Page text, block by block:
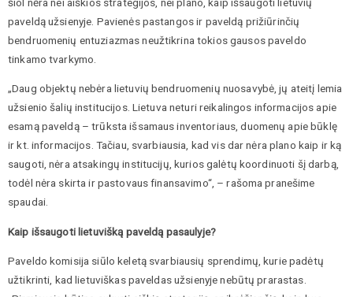
paveldą užsienyje. Pavienės pastangos ir paveldą prižiūrinčių
bendruomenių entuziazmas neužtikrina tokios gausos paveldo
tinkamo tvarkymo.
„Daug objektų nebėra lietuvių bendruomenių nuosavybė, jų ateitį lemia
užsienio šalių institucijos. Lietuva neturi reikalingos informacijos apie
esamą paveldą – trūksta išsamaus inventoriaus, duomenų apie būklę
ir kt. informacijos. Tačiau, svarbiausia, kad vis dar nėra plano kaip ir ką
saugoti, nėra atsakingų institucijų, kurios galėtų koordinuoti šį darbą,
todėl nėra skirta ir pastovaus finansavimo“, – rašoma pranešime
spaudai.
Kaip išsaugoti lietuvišką paveldą pasaulyje?
Paveldo komisija siūlo keletą svarbiausių sprendimų, kurie padėtų
užtikrinti, kad lietuviškas paveldas užsienyje nebūtų prarastas.